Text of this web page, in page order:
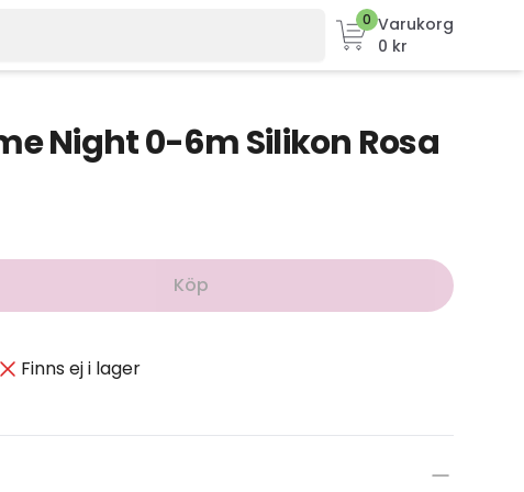
0 Varukorg
0 kr
Night 0-6m Silikon Rosa
Köp
Finns ej i lager